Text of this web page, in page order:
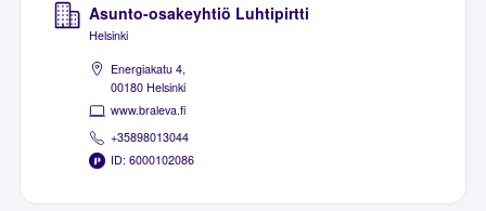
Asunto-osakeyhtiö Luhtipirtti
Helsinki
Energiakatu 4,
00180 Helsinki
www.braleva.fi
+35898013044
ID: 6000102086